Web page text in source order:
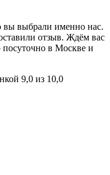
вы выбрали именно нас.
отзыв. Ждём вас
посуточно в Москве и
9,0 из 10,0